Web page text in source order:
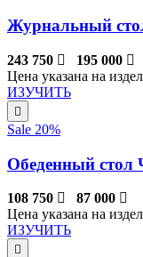
Журнальный
243 750
195 000
Цена указана на
ИЗУЧИТЬ
Sale 20%
Обеденный стол
108 750
87 000
Цена указана на
ИЗУЧИТЬ